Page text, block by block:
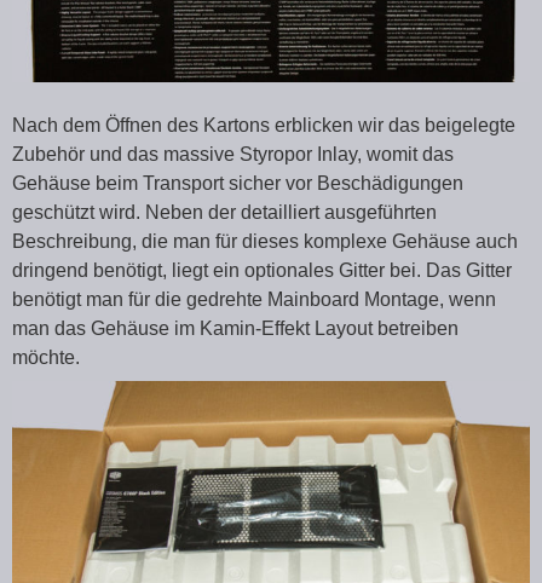
Nach dem Öffnen des Kartons erblicken wir das beigelegte
Zubehör und das massive Styropor Inlay, womit das
Gehäuse beim Transport sicher vor Beschädigungen
geschützt wird. Neben der detailliert ausgeführten
Beschreibung, die man für dieses komplexe Gehäuse auch
dringend benötigt, liegt ein optionales Gitter bei. Das Gitter
benötigt man für die gedrehte Mainboard Montage, wenn
man das Gehäuse im Kamin-Effekt Layout betreiben
möchte.